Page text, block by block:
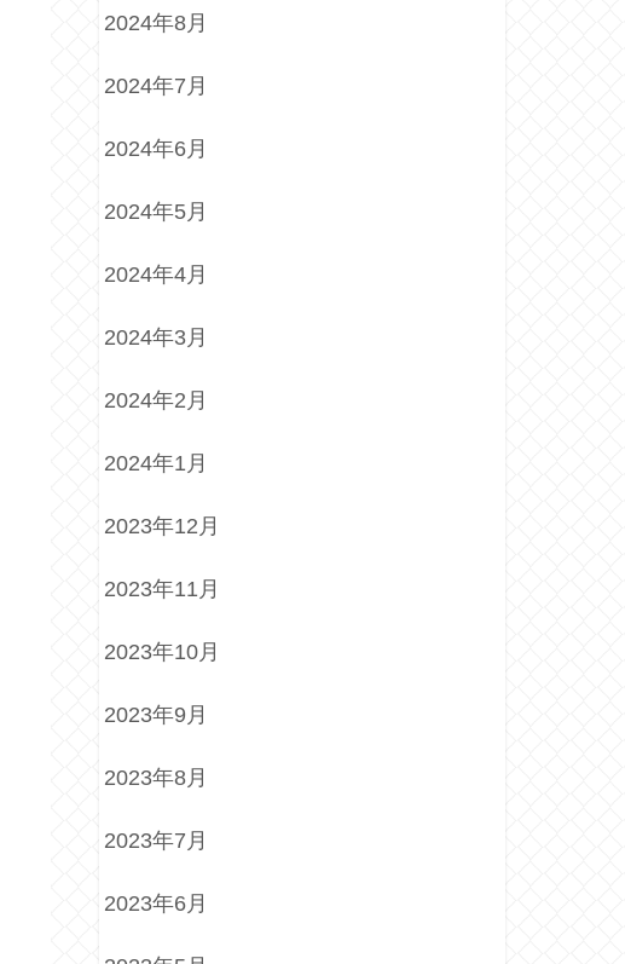
2024年8月
2024年7月
2024年6月
2024年5月
2024年4月
2024年3月
2024年2月
2024年1月
2023年12月
2023年11月
2023年10月
2023年9月
2023年8月
2023年7月
2023年6月